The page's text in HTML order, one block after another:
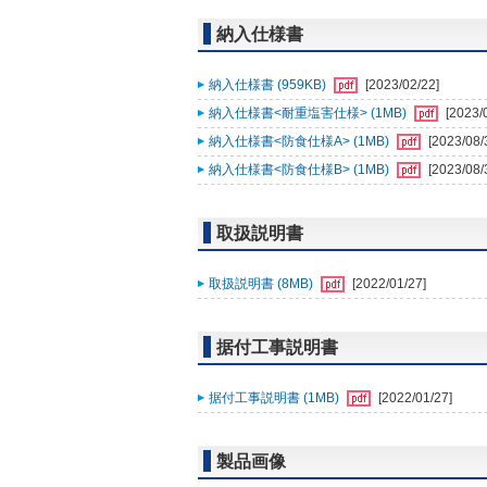
納入仕様書
納入仕様書 (959KB)
[2023/02/22]
納入仕様書<耐重塩害仕様> (1MB)
[2023/
納入仕様書<防食仕様A> (1MB)
[2023/08/
納入仕様書<防食仕様B> (1MB)
[2023/08/
取扱説明書
取扱説明書 (8MB) [2022/01/27]
据付工事説明書
据付工事説明書 (1MB) [2022/01/27]
製品画像